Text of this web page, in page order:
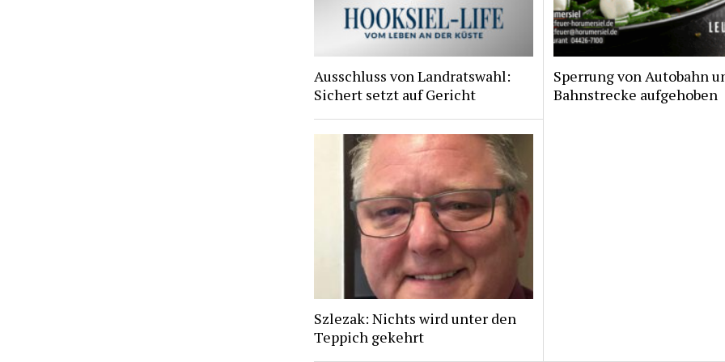
Ausschluss von Landratswahl:
Sichert setzt auf Gericht
Sperrung von Autobahn
Bahnstrecke aufgehoben
Szlezak: Nichts wird unter den
Teppich gekehrt